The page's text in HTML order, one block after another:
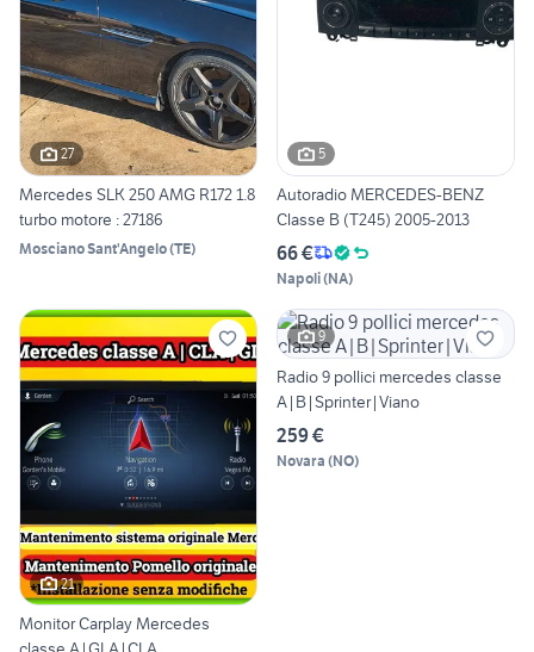
27
Mercedes SLK 250 AMG R172 1.8
turbo motore : 27186
Mosciano Sant'Angelo(TE)
5
Autoradio MERCEDES-BENZ
Classe B (T245) 2005-2013
66 €
Napoli(NA)
21
Monitor Carplay Mercedes
9
Radio 9 pollici mercedes classe
A|B|Sprinter|Viano
259 €
Novara (NO)